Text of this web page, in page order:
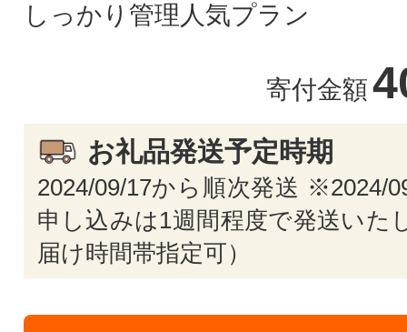
しっかり管理人気プラン
寄付金額
お礼品発送予定時期
2024/09/17から順次発送 ※2024/
申し込みは1週間程度で発送いた
届け時間帯指定可）